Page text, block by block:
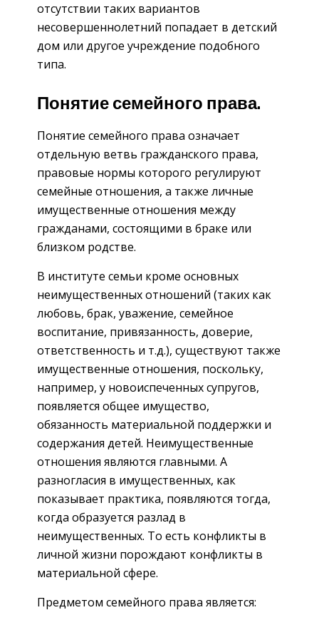
отсутствии таких вариантов
несовершеннолетний попадает в детский
дом или другое учреждение подобного
типа.
Понятие семейного права.
Понятие семейного права означает
отдельную ветвь гражданского права,
правовые нормы которого регулируют
семейные отношения, а также личные
имущественные отношения между
гражданами, состоящими в браке или
близком родстве.
В институте семьи кроме основных
неимущественных отношений (таких как
любовь, брак, уважение, семейное
воспитание, привязанность, доверие,
ответственность и т.д.), существуют также
имущественные отношения, поскольку,
например, у новоиспеченных супругов,
появляется общее имущество,
обязанность материальной поддержки и
содержания детей. Неимущественные
отношения являются главными. А
разногласия в имущественных, как
показывает практика, появляются тогда,
когда образуется разлад в
неимущественных. То есть конфликты в
личной жизни порождают конфликты в
материальной сфере.
Предметом семейного права является: